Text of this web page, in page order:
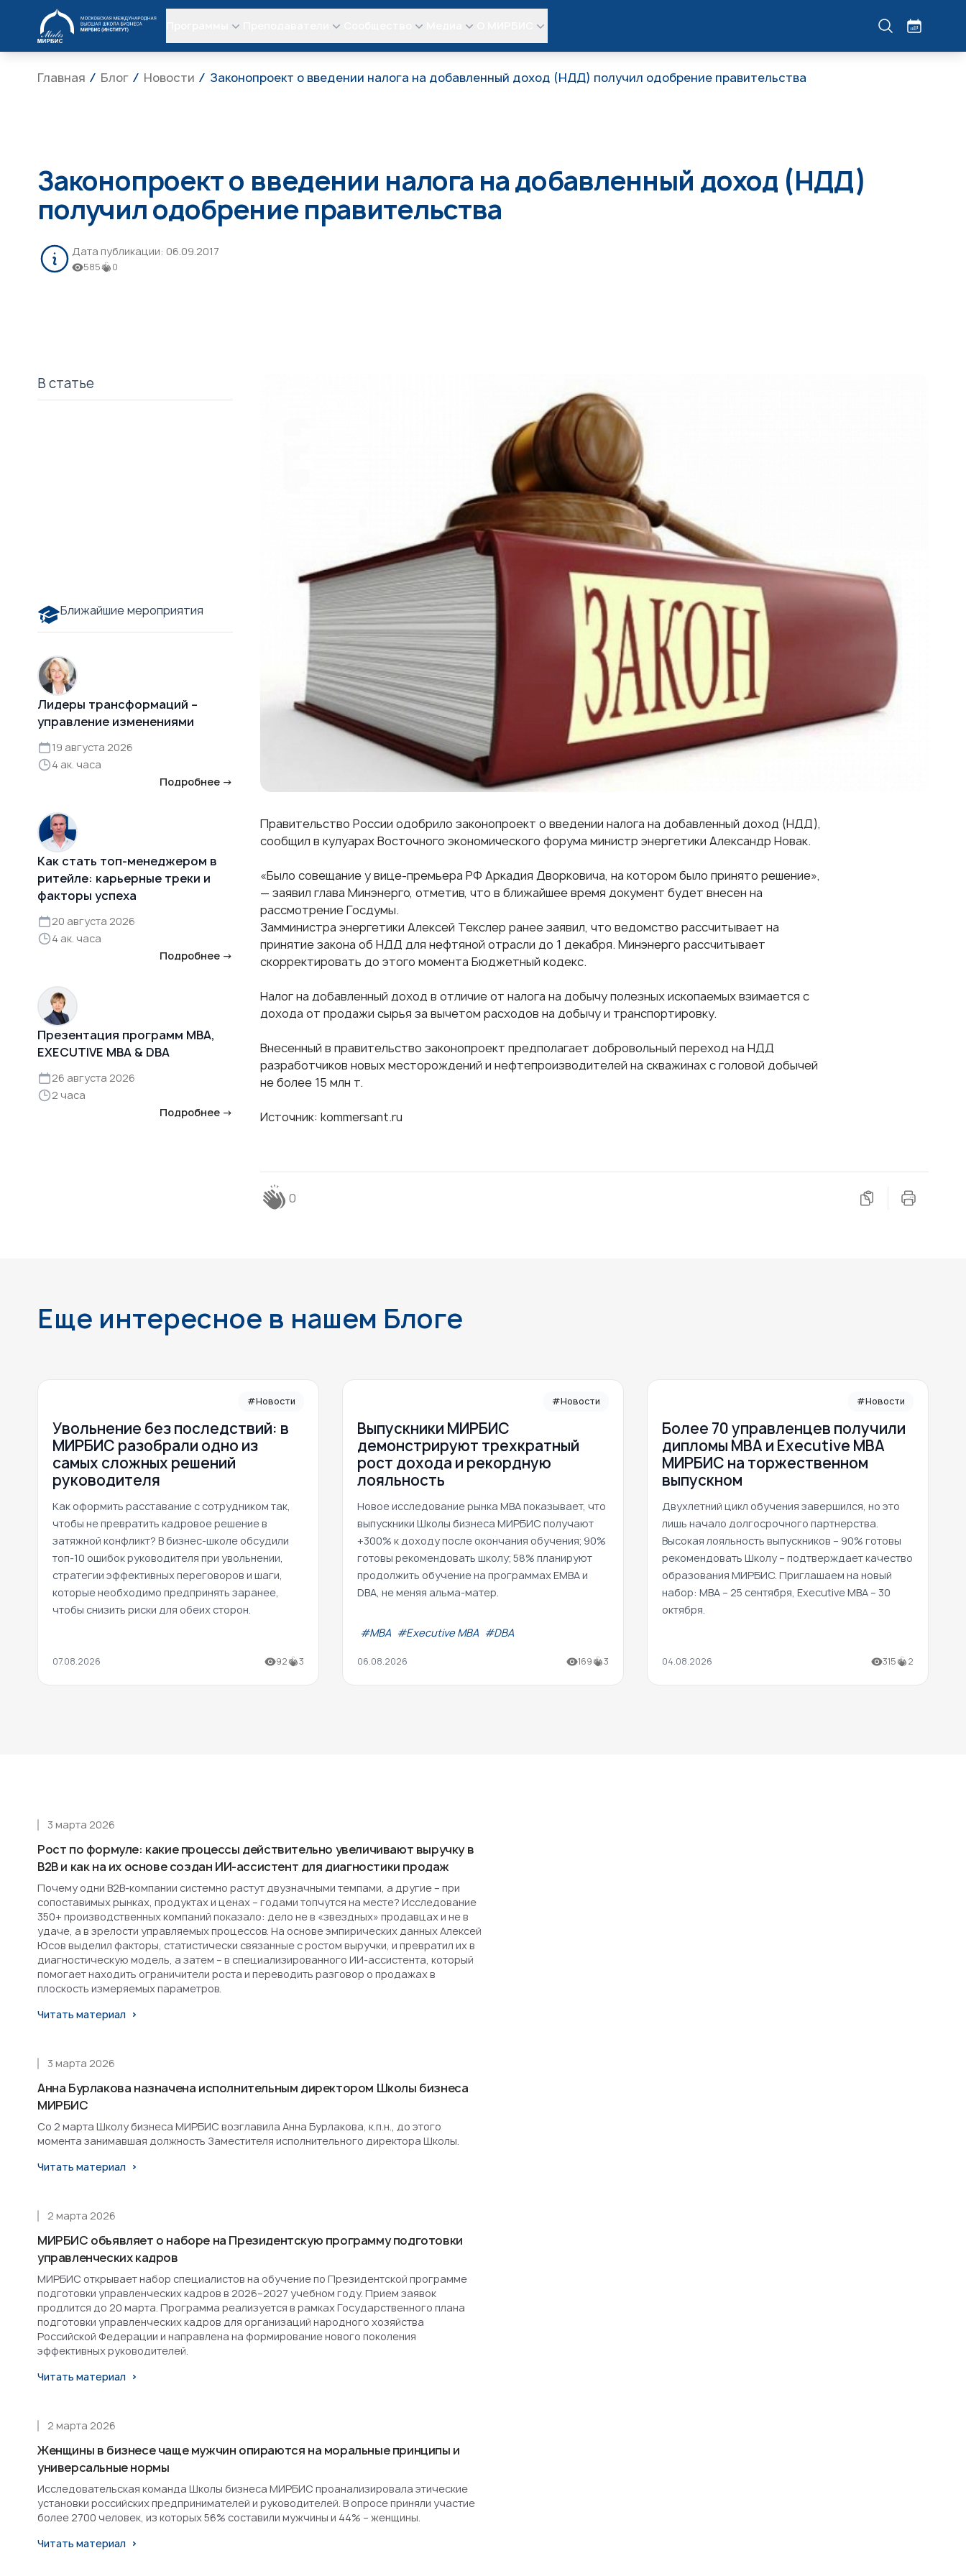
МИРБИС
Главная Блог Новости Законопроект о введении налога на добавленный доход (НДД) получил одобрение правительства
Законопроект о введении налога на добавленный доход (НДД)
получил одобрение правительства
Дата публикации: 06.09.2017
585 0
В статье
Правительство России одобрило законопроект о введении налога на добавленный доход (НДД),
сообщил в кулуарах Восточного экономического форума министр энергетики Александр Новак.
«Было совещание у вице-премьера РФ Аркадия Дворковича, на котором было принято решение»,
— заявил глава Минэнерго, отметив, что в ближайшее время документ будет внесен на
рассмотрение Госдумы.
Замминистра энергетики Алексей Текслер ранее заявил, что ведомство рассчитывает на
принятие закона об НДД для нефтяной отрасли до 1 декабря. Минэнерго рассчитывает
скорректировать до этого момента Бюджетный кодекс.
Налог на добавленный доход в отличие от налога на добычу полезных ископаемых взимается с
дохода от продажи сырья за вычетом расходов на добычу и транспортировку.
Внесенный в правительство законопроект предполагает добровольный переход на НДД
разработчиков новых месторождений и нефтепроизводителей на скважинах с головой добычей
не более 15 млн т.
Источник: kommersant.ru
Ближайшие мероприятия
Лидеры трансформаций –
управление изменениями
19 августа 2026
4 ак. часа
Подробнее →
Как стать топ-менеджером в
ритейле: карьерные треки и
факторы успеха
20 августа 2026
4 ак. часа
Подробнее →
Презентация программ MBA,
EXECUTIVE MBA & DBA
26 августа 2026
2 часа
Подробнее →
0
Еще интересное в нашем Блоге
#Новости
Увольнение без последствий: в
МИРБИС разобрали одно из
самых сложных решений
руководителя
Как оформить расставание с сотрудником так,
чтобы не превратить кадровое решение в
затяжной конфликт? В бизнес-школе обсудили
топ-10 ошибок руководителя при увольнении,
стратегии эффективных переговоров и шаги,
которые необходимо предпринять заранее,
чтобы снизить риски для обеих сторон.
07.08.2026 92 3
#Новости
Выпускники МИРБИС
демонстрируют трехкратный
рост дохода и рекордную
лояльность
Новое исследование рынка MBA показывает, что
выпускники Школы бизнеса МИРБИС получают
+300% к доходу после окончания обучения; 90%
готовы рекомендовать школу; 58% планируют
продолжить обучение на программах EMBA и
DBA, не меняя альма-матер.
#МВА #Executive MBA #DBA
06.08.2026 169 3
#Новости
Более 70 управленцев получили
дипломы MBA и Executive MBA
МИРБИС на торжественном
выпускном
Двухлетний цикл обучения завершился, но это
лишь начало долгосрочного партнерства.
Высокая лояльность выпускников – 90% готовы
рекомендовать Школу – подтверждает качество
образования МИРБИС. Приглашаем на новый
набор: MBA – 25 сентября, Executive MBA – 30
октября.
04.08.2026 315 2
Рост по формуле: какие процессы действительно увеличивают выручку в
B2B и как на их основе создан ИИ-ассистент для диагностики продаж
3 марта 2026
Почему одни B2B-компании системно растут двузначными темпами, а другие – при
сопоставимых рынках, продуктах и ценах – годами топчутся на месте? Исследование
350+ производственных компаний показало: дело не в «звездных» продавцах и не в
удаче, а в зрелости управляемых процессов. На основе эмпирических данных Алексей
Юсов выделил факторы, статистически связанные с ростом выручки, и превратил их в
диагностическую модель, а затем – в специализированного ИИ-ассистента, который
помогает находить ограничители роста и переводить разговор о продажах в
плоскость измеряемых параметров.
Читать материал
Анна Бурлакова назначена исполнительным директором Школы бизнеса
МИРБИС
3 марта 2026
Со 2 марта Школу бизнеса МИРБИС возглавила Анна Бурлакова, к.п.н., до этого
момента занимавшая должность Заместителя исполнительного директора Школы.
Читать материал
МИРБИС объявляет о наборе на Президентскую программу подготовки
управленческих кадров
2 марта 2026
МИРБИС открывает набор специалистов на обучение по Президентской программе
подготовки управленческих кадров в 2026–2027 учебном году. Прием заявок
продлится до 20 марта. Программа реализуется в рамках Государственного плана
подготовки управленческих кадров для организаций народного хозяйства
Российской Федерации и направлена на формирование нового поколения
эффективных руководителей.
Читать материал
Женщины в бизнесе чаще мужчин опираются на моральные принципы и
универсальные нормы
2 марта 2026
Исследовательская команда Школы бизнеса МИРБИС проанализировала этические
установки российских предпринимателей и руководителей. В опросе приняли участие
более 2700 человек, из которых 56% составили мужчины и 44% – женщины.
Читать материал